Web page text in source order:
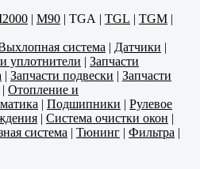
| M90 | TGA | TGL | TGM |
система | Датчики |
уплотнители | Запчасти
| Запчасти подвески | Запчасти
| Отопление и
| Подшипники | Рулевое
| Система очистки окон |
система | Тюнинг | Фильтра |